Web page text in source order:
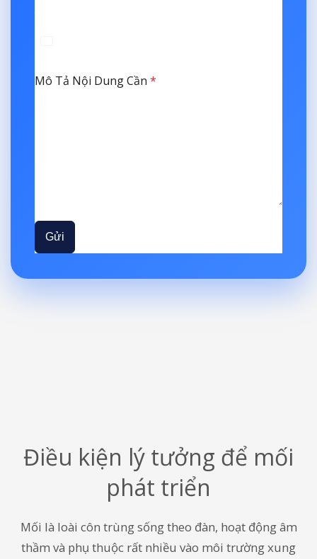
Mô Tả Nội Dung Cần *
Gửi
Điều kiện lý tưởng để mối
phát triển
Mối là loài côn trùng sống theo đàn, hoạt động âm
thầm và phụ thuộc rất nhiều vào môi trường xung